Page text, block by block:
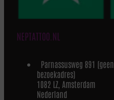
NEPTATTOO.NL
Parnassusweg 891 (geen
bezoekadres)
1082 LZ, Amsterdam
Nederland